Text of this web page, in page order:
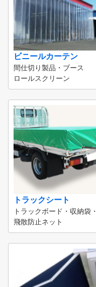
ビニールカーテン
間仕切り製品・ブース
ロールスクリーン
トラックシート
トラックボード・収納袋・
飛散防止ネット